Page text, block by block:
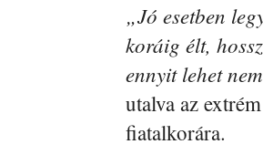
„Jó esetben
koráig élt,
ennyit lehet
utalva az
fiatalkorára.